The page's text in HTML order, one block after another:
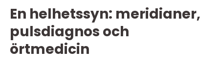
En helhetssyn: meridianer,
pulsdiagnos och
örtmedicin